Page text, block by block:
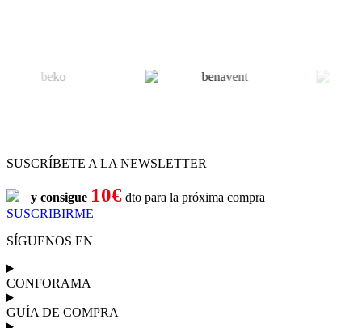
SUSCRÍBETE A LA NEWSLETTER
y consigue 10€ dto para la próxima compra
SUSCRIBIRME
SÍGUENOS EN
CONFORAMA
GUÍA DE COMPRA